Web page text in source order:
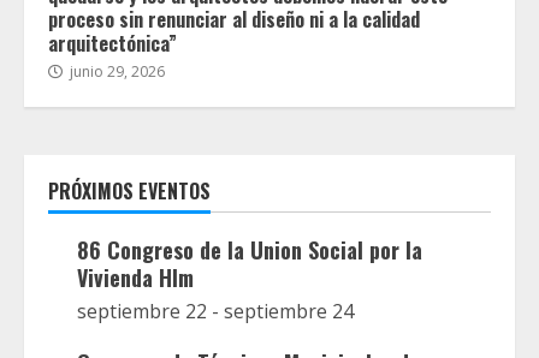
proceso sin renunciar al diseño ni a la calidad
arquitectónica”
junio 29, 2026
PRÓXIMOS EVENTOS
86 Congreso de la Union Social por la
Vivienda Hlm
septiembre 22 - septiembre 24